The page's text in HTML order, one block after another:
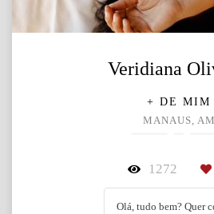
Veridiana
+ DE MIM
MANAUS, AM
1272
Olá, tudo bem? Quer